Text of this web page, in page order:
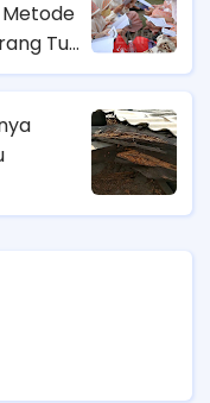
Metode
Tua,